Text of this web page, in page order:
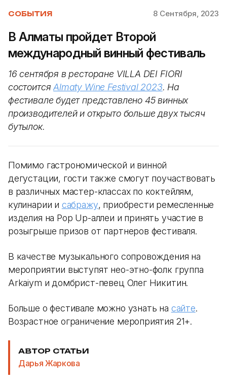
СОБЫТИЯ 8 Сентября, 2023
В Алматы пройдет Второй
международный винный фестиваль
16 сентября в ресторане VILLA DEI FIORI
состоитсяAlmaty Wine Festival 2023. На
фестивале будет представлено 45 винных
производителей и открыто больше двух тысяч
бутылок.
Помимо гастрономической и винной
дегустации, гости также смогут поучаствовать
в различных мастер-классах по коктейлям,
кулинарии и сабражу, приобрести ремесленные
изделия на Pop Up-аллеи и принять участие в
розыгрыше призов от партнеров фестиваля.
В качестве музыкального сопровождения на
мероприятии выступят нео-этно-фолк группа
Arkaiym и домбрист-певец Олег Никитин.
Больше о фестивале можно узнать на сайте.
Возрастное ограничение мероприятия 21+.
АВТОР СТАТЬИ
Дарья Жаркова